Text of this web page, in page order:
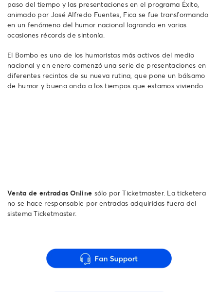
paso del tiempo y las presentaciones en el programa Éxito,
animado por José Alfredo Fuentes, Fica se fue transformando
en un fenómeno del humor nacional logrando en varias
ocasiones récords de sintonía.
El Bombo es uno de los humoristas más activos del medio
nacional y en enero comenzó una serie de presentaciones en
diferentes recintos de su nueva rutina, que pone un bálsamo
de humor y buena onda a los tiempos que estamos viviendo.
Venta de entradas Online sólo por Ticketmaster. La ticketera
no se hace responsable por entradas adquiridas fuera del
sistema Ticketmaster.